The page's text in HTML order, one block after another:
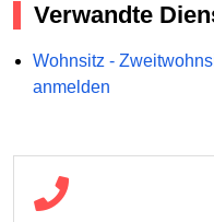
Verwandte
Wohnsitz -
anmelden